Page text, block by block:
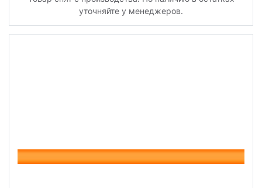
уточняйте у менеджеров.